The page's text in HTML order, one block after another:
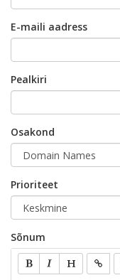
E-maili aadress
Pealkiri
Osakond
Prioriteet
Sõnum